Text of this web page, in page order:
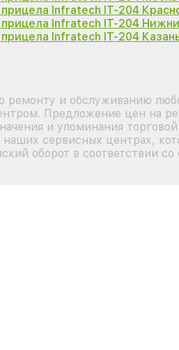
Infratech IT-204
Infratech IT-204
Infratech IT-204
ремонту и обслуживанию
Предложение цен на
и упоминания
сервисных центрах,
оборот в соответствии